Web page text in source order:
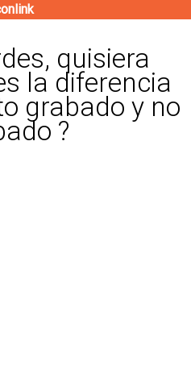
la diferencia
grabado y no
?